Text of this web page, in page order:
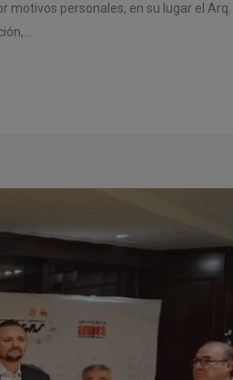
motivos personales, en su lugar el Arq.